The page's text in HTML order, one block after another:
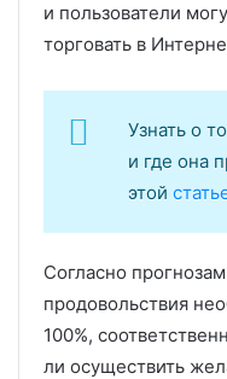
и пользователи
торговать в
Узнать о
и где она
этой
Согласно
продовольствия
100%,
ли осуществить